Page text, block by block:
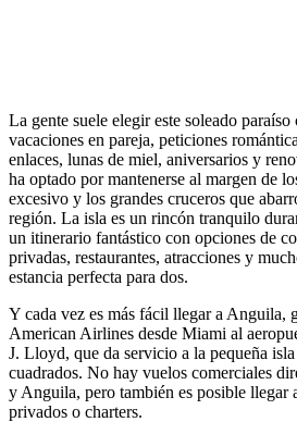
La gente suele elegir este soleado paraíso
vacaciones en pareja, peticiones
enlaces, lunas de miel, aniversarios y
ha optado por mantenerse al margen de
excesivo y los grandes cruceros que
región. La isla es un rincón tranquilo
un itinerario fantástico con opciones de
privadas, restaurantes, atracciones y
estancia perfecta para dos.
Y cada vez es más fácil llegar a Anguila,
American Airlines desde Miami al
J. Lloyd, que da servicio a la pequeña
cuadrados. No hay vuelos comerciales
y Anguila, pero también es posible llegar
privados o charters.